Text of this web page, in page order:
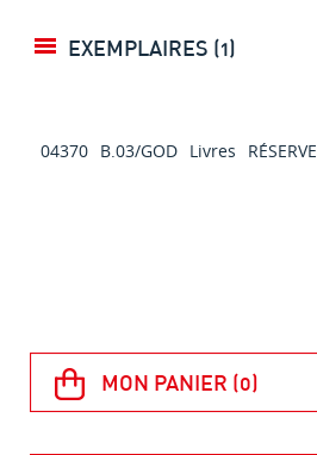
EXEMPLAIRES (1)
04370 B.03/GOD Livres RÉSERVE